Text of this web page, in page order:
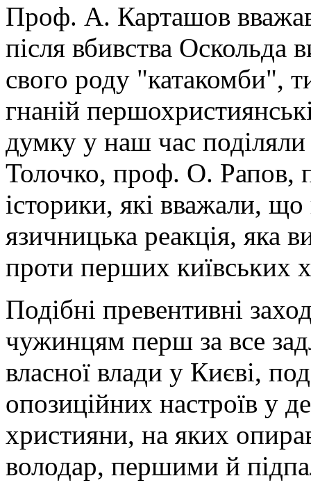
Проф. А. Карташов
після вбивства Оскольда
свого роду "катакомби",
гнаній
думку у наш час
Толочко, проф. О. Рапов,
історики, які вважали,
язичницька реакція, яка
проти перших київських
Подібні превентивні
чужинцям перш за все
власної влади у Києві,
опозиційних настроїв у
християни, на яких
володар, першими й